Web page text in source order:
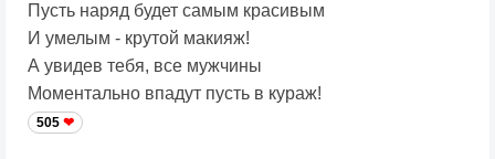
Пусть наряд будет самым красивым
И умелым - крутой макияж!
А увидев тебя, все мужчины
Моментально впадут пусть в кураж!
505